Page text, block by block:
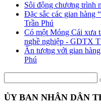
Sôi động chương trình
Đặc sắc các gian hàng
Trần Phú
Có một Móng Cái xưa
nghề nghiệp - GDTX
Ấn tượng với gian
Phú
ỦY BAN NHÂN DÂN